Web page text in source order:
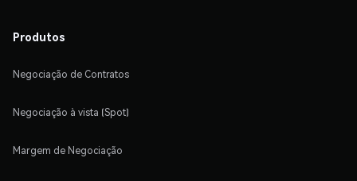
Produtos
Negociação de Contratos
Negociação à vista (Spot)
Margem de Negociação